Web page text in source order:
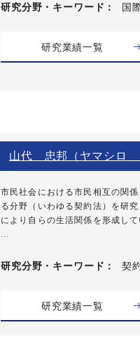
研究分野・ キーワード 国
研究業績一覧
山代 忠邦（ヤマシロ
市民社会における市民相互の関
る分野（いわゆる契約法）を研
により自らの生活関係を形成し
研究分野・ キーワード 契
研究業績一覧